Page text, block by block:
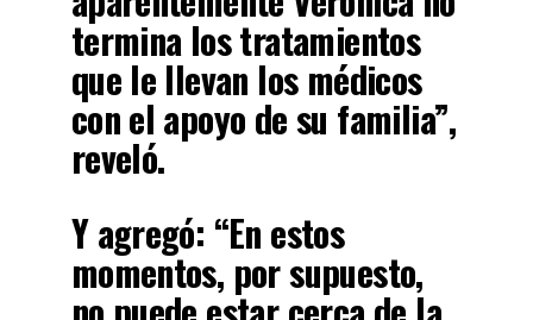
termina los tratamientos
que le llevan los médicos
con el apoyo de su familia”,
reveló.
Y agregó: “En estos
momentos, por supuesto,